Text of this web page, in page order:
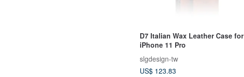
D7 Italian Wax Leather Case for
iPhone 11 Pro
slgdesign-tw
US$ 123.83